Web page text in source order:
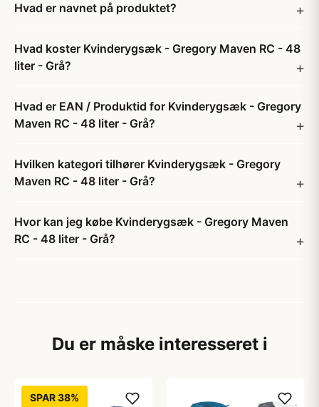
Hvad er navnet på produktet?
Hvad koster Kvinderygsæk - Gregory Maven RC - 48
liter - Grå?
Hvad er EAN / Produktid for Kvinderygsæk - Gregory
Maven RC - 48 liter - Grå?
Hvilken kategori tilhører Kvinderygsæk - Gregory
Maven RC - 48 liter - Grå?
Hvor kan jeg købe Kvinderygsæk - Gregory Maven
RC - 48 liter - Grå?
Du er måske interesseret i
SPAR 38%